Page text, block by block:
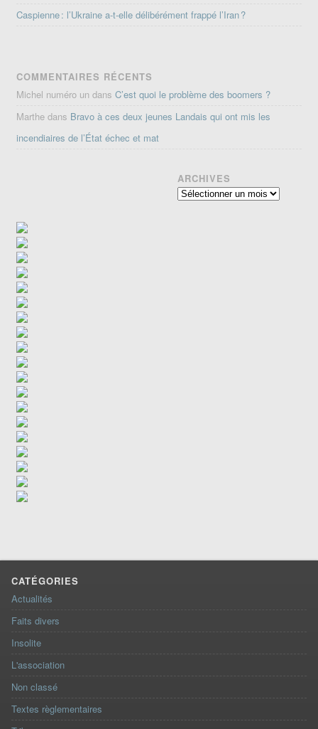
Caspienne : l’Ukraine a-t-elle délibérément frappé l’Iran ?
COMMENTAIRES RÉCENTS
Michel numéro un dansC’est quoi le problème des boomers ?
Marthe dans Bravo à ces deux jeunes Landais qui ont mis les
incendiaires de l’État échec et mat
ARCHIVES
Archives
CATÉGORIES
Actualités
Faits divers
Insolite
L'association
Non classé
Textes règlementaires